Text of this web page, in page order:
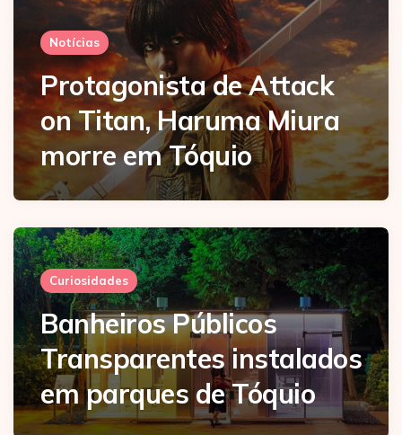
Notícias
Protagonista de Attack
on Titan, Haruma Miura
morre em Tóquio
Curiosidades
Banheiros Públicos
Transparentes instalados
em parques de Tóquio